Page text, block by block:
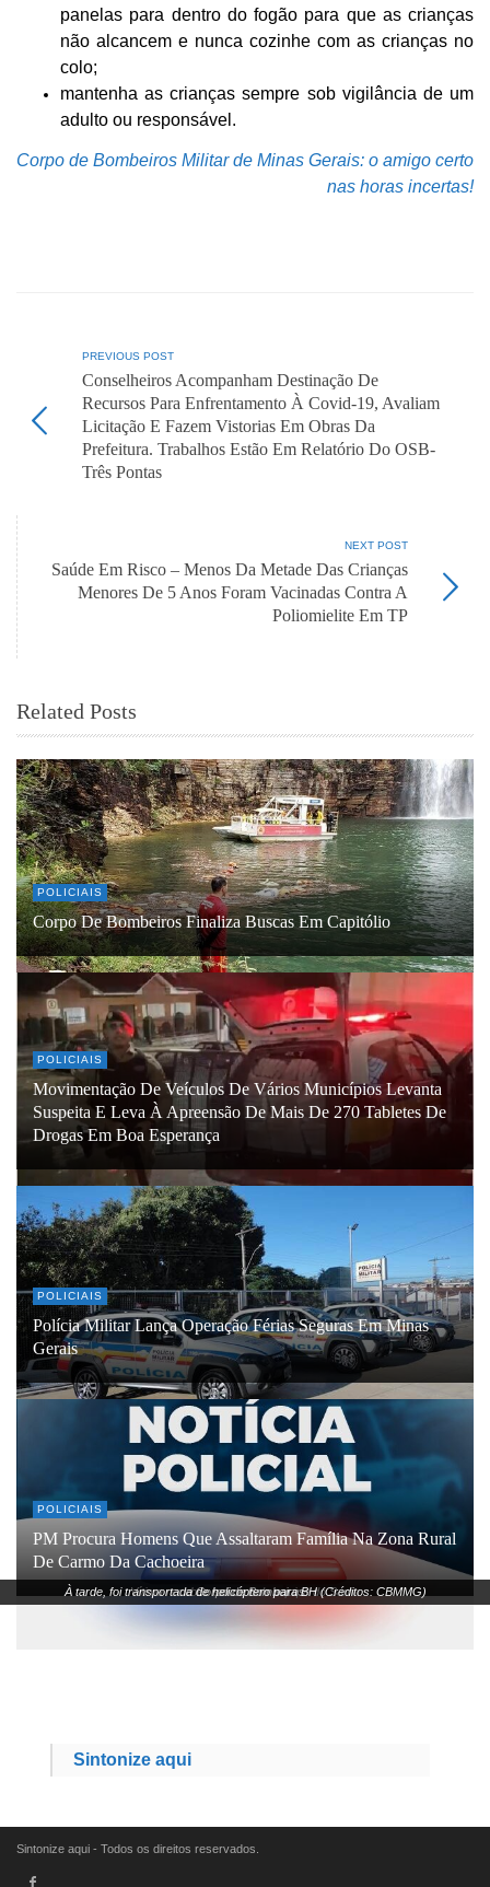
Vítima recebeu socorro de equipe do Samu
e Corpo de Bombeiros
À tarde, foi transportada de helicóptero para BH (Créditos: CBMMG)
panelas para dentro do fogão para que as crianças
não alcancem e nunca cozinhe com as crianças no
colo;
mantenha as crianças sempre sob vigilância de um
adulto ou responsável.
Corpo de Bombeiros Militar de Minas Gerais: o amigo certo
nas horas incertas!
PREVIOUS POST
Conselheiros Acompanham Destinação De
Recursos Para Enfrentamento À Covid-19, Avaliam
Licitação E Fazem Vistorias Em Obras Da
Prefeitura. Trabalhos Estão Em Relatório Do OSB-
Três Pontas
NEXT POST
Saúde Em Risco – Menos Da Metade Das Crianças
Menores De 5 Anos Foram Vacinadas Contra A
Poliomielite Em TP
Related Posts
POLICIAIS
Corpo De Bombeiros Finaliza Buscas Em Capitólio
POLICIAIS
Movimentação De Veículos De Vários Municípios Levanta
Suspeita E Leva À Apreensão De Mais De 270 Tabletes De
Drogas Em Boa Esperança
POLICIAIS
Polícia Militar Lança Operação Férias Seguras Em Minas
Gerais
POLICIAIS
PM Procura Homens Que Assaltaram Família Na Zona Rural
De Carmo Da Cachoeira
Sintonize aqui
Sintonize aqui - Todos os direitos reservados.